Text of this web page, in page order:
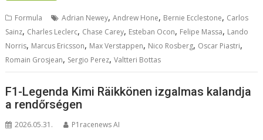
Formula Adrian Newey,Andrew Hone, Bernie Ecclestone, Carlos
Sainz, Charles Leclerc, Chase Carey, Esteban Ocon, Felipe Massa, Lando
Norris, Marcus Ericsson, Max Verstappen, Nico Rosberg, Oscar Piastri,
Romain Grosjean, Sergio Perez,Valtteri Bottas
F1-Legenda Kimi Räikkönen izgalmas kalandja
a rendőrségen
2026.05.31. P1racenews AI